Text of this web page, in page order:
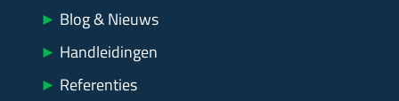
► Blog & Nieuws
► Handleidingen
► Referenties